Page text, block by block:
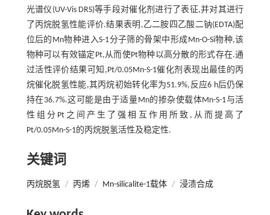
光谱仪(UV-Vis DRS)等手段对催化剂进行了表征,并对其进行
了丙烷脱氢性能评价.结果表明,乙二胺四乙酸二钠(EDTA)配
位后的Mn物种进入S-1分子筛的骨架中形成Mn-O-Si物种,该
物种可以有效锚定Pt,从而使Pt物种以高分散的形式存在.通
过活性评价结果可知,Pt/0.05Mn-S-1催化剂表现出最佳的丙
烷催化脱氢性能,其丙烷初始转化率为51.9%,反应6 h后仍保
持在36.7%.这可能是由于适量Mn的掺杂使载体Mn-S-1与活
性组分Pt之间产生了强相互作用所致,从而提高了
Pt/0.05Mn-S-1的丙烷脱氢活性及稳定性.
关键词
丙烷脱氢 / 丙烯 / Mn-silicalite-1载体 / 浸渍合成